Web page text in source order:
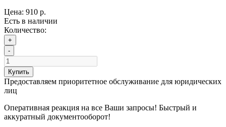
Цена: 910 р.
Есть в наличии
Количество:
+
-
Купить
Предоставляем приоритетное обслуживание для юридических
лиц
Оперативная реакция на все Ваши запросы! Быстрый и
аккуратный документооборот!